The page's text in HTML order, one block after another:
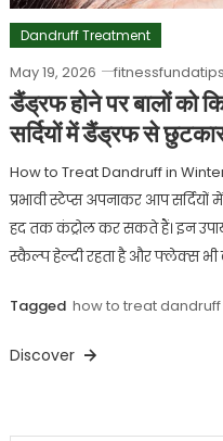
Dandruff Treatment
May 19, 2026
डैंड्रफ होने पर बालों को
सर्दियों में डैंड्रफ से
How to Treat Dandruff in
प्रभावी स्टेप्स अपनाकर आप
हद तक कंट्रोल कर सकते हैं। इन
स्कैल्प हेल्दी रहता है और फ्लेक्स
Tagged how to treat
Discover